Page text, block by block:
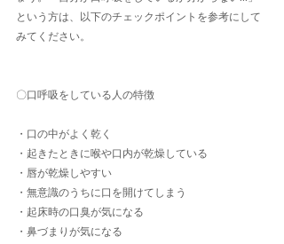
という方は、以下のチェックポイントを参考にして
みてください。
〇口呼吸をしている人の特徴
・口の中がよく乾く
・起きたときに喉や口内が乾燥している
・唇が乾燥しやすい
・無意識のうちに口を開けてしまう
・起床時の口臭が気になる
・鼻づまりが気になる